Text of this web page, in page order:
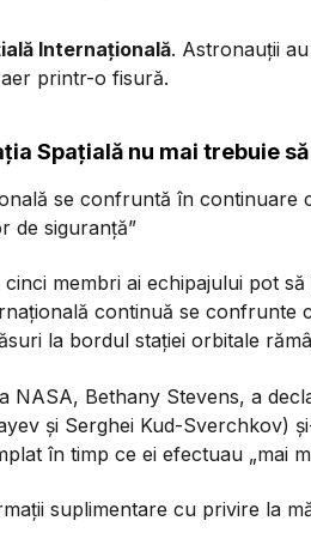
Internațională. Astronauții
printr-o fisură.
Spațială nu mai trebuie
se confruntă în continuare
de siguranță”
membri ai echipajului pot
continuă se confrunte
la bordul stației orbitale
NASA, Bethany Stevens, a
și Serghei Kud-Sverchkov)
în timp ce ei efectuau „mai
suplimentare cu privire la